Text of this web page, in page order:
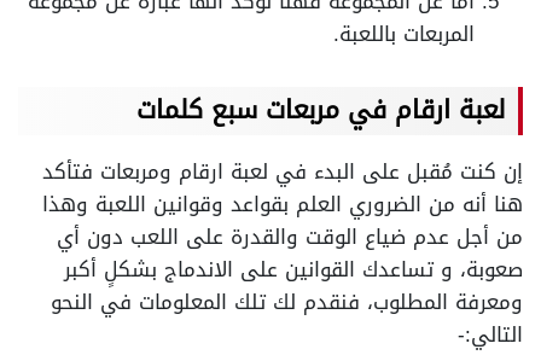
المربعات باللعبة.
لعبة ارقام في مربعات سبع كلمات
إن كنت مُقبل على البدء في لعبة ارقام ومربعات فتأكد
هنا أنه من الضروري العلم بقواعد وقوانين اللعبة وهذا
من أجل عدم ضياع الوقت والقدرة على اللعب دون أي
صعوبة، و تساعدك القوانين على الاندماج بشكلٍ أكبر
ومعرفة المطلوب، فنقدم لك تلك المعلومات في النحو
التالي:-